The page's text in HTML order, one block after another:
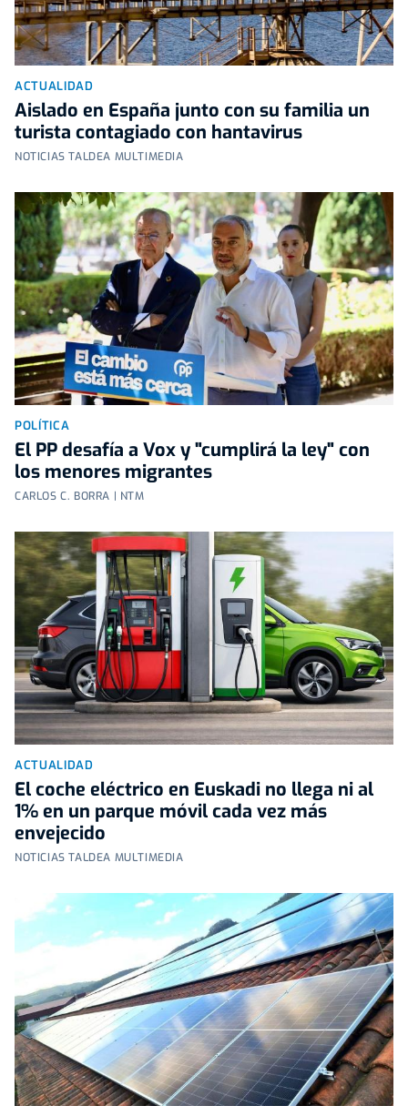
ACTUALIDAD
Aislado en España junto con su familia un
turista contagiado con hantavirus
NOTICIAS TALDEA MULTIMEDIA
POLÍTICA
El PP desafía a Vox y "cumplirá la ley" con
los menores migrantes
CARLOS C. BORRA | NTM
ACTUALIDAD
El coche eléctrico en Euskadi no llega ni al
1% en un parque móvil cada vez más
envejecido
NOTICIAS TALDEA MULTIMEDIA